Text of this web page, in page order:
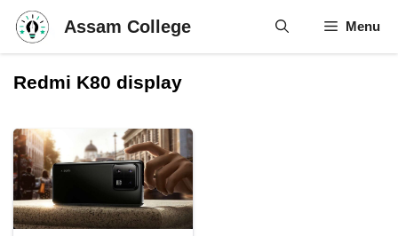
Skip
content
Assam College Menu
Redmi K80 display